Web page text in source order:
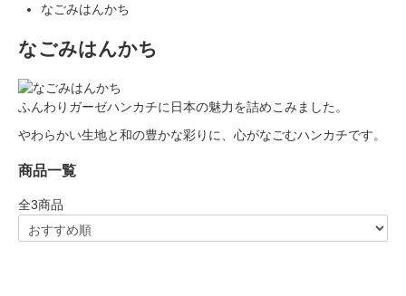
なごみはんかち
なごみはんかち
ふんわりガーゼハンカチに日本の魅力を詰めこみました。
やわらかい生地と和の豊かな彩りに、心がなごむハンカチです。
商品一覧
全3商品